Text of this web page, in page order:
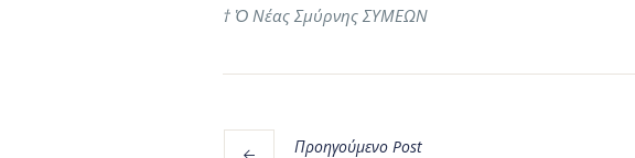
† Ὁ Νέας Σμύρνης ΣΥΜΕΩΝ
Προηγούμενο Post